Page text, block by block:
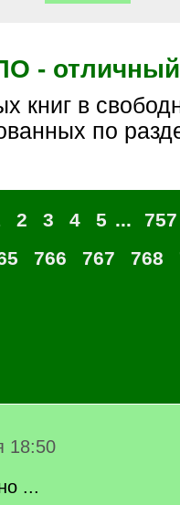
- отличный
по
2 3 4 5 ...
757
766 767 768
18:50
...